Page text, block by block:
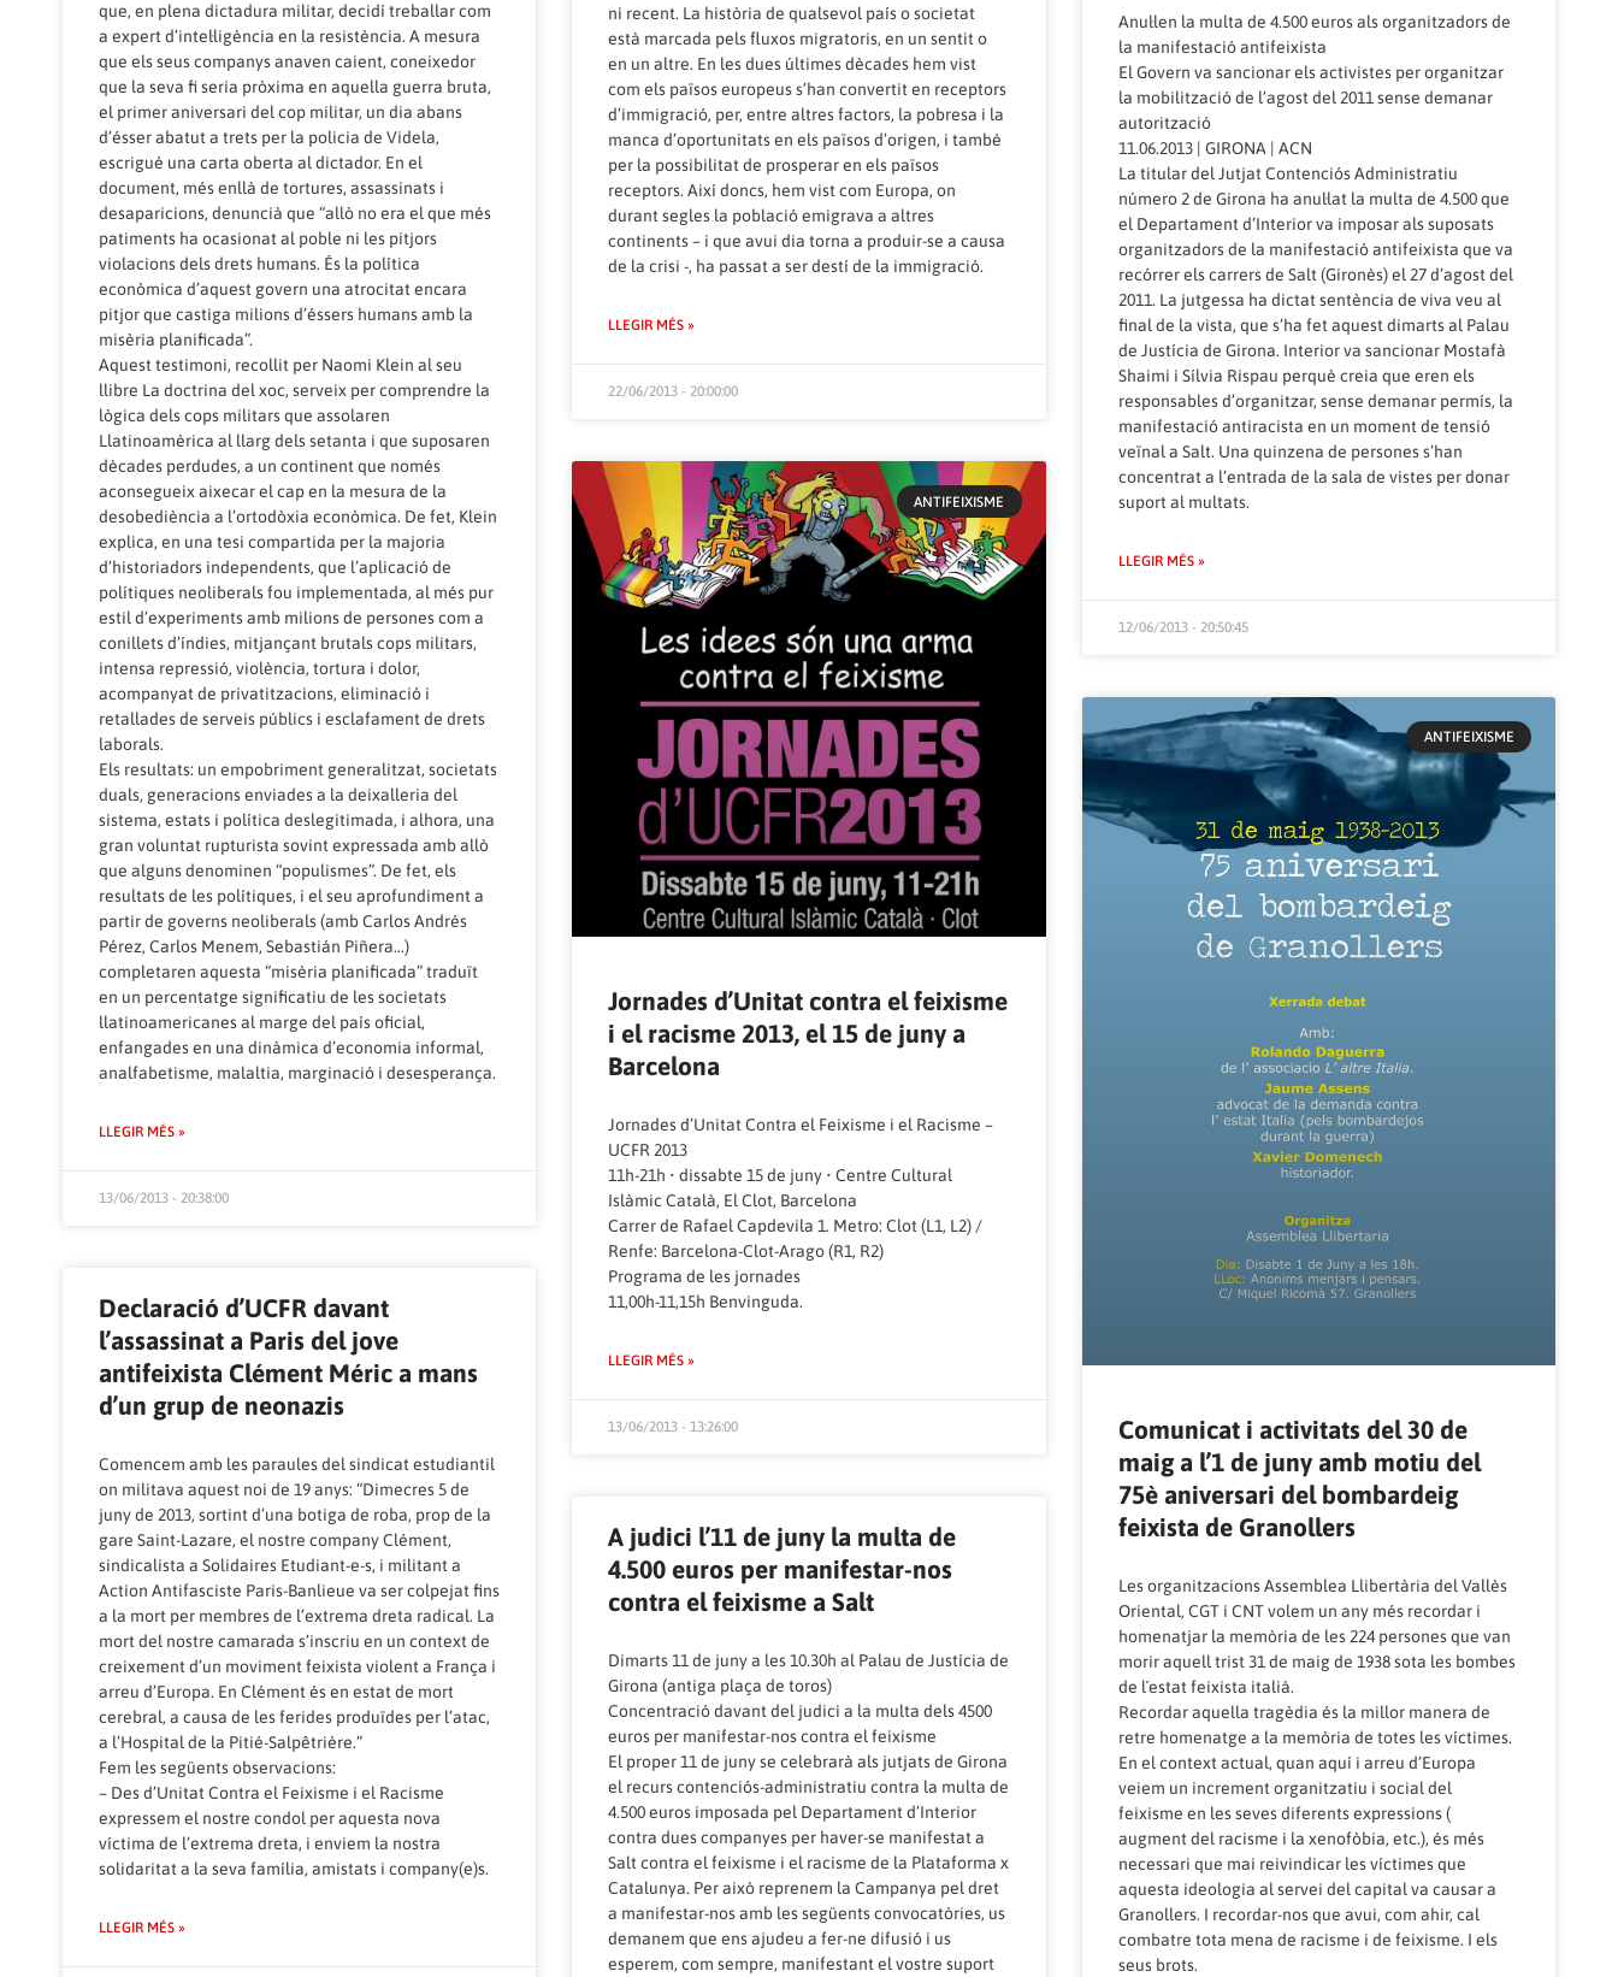
ni recent. La història de qualsevol país o societat
està marcada pels fluxos migratoris, en un sentit o
en un altre. En les dues últimes dècades hem vist
com els països europeus s’han convertit en receptors
d’immigració, per, entre altres factors, la pobresa i la
manca d’oportunitats en els països d’origen, i també
per la possibilitat de prosperar en els països
receptors. Així doncs, hem vist com Europa, on
durant segles la població emigrava a altres
continents – i que avui dia torna a produir-se a causa
de la crisi -, ha passat a ser destí de la immigració.
LLEGIR MÉS »
22/06/2013 - 20:00:00
que, en plena dictadura militar, decidí treballar com
a expert d’intel·ligència en la resistència. A mesura
que els seus companys anaven caient, coneixedor
que la seva fi seria pròxima en aquella guerra bruta,
el primer aniversari del cop militar, un dia abans
d’ésser abatut a trets per la policia de Videla,
escrigué una carta oberta al dictador. En el
document, més enllà de tortures, assassinats i
desaparicions, denuncià que “allò no era el que més
patiments ha ocasionat al poble ni les pitjors
violacions dels drets humans. És la política
econòmica d’aquest govern una atrocitat encara
pitjor que castiga milions d’éssers humans amb la
misèria planificada”.
Aquest testimoni, recollit per Naomi Klein al seu
llibre La doctrina del xoc, serveix per comprendre la
lògica dels cops militars que assolaren
Llatinoamèrica al llarg dels setanta i que suposaren
dècades perdudes, a un continent que només
aconsegueix aixecar el cap en la mesura de la
desobediència a l’ortodòxia econòmica. De fet, Klein
explica, en una tesi compartida per la majoria
d’historiadors independents, que l’aplicació de
polítiques neoliberals fou implementada, al més pur
estil d’experiments amb milions de persones com a
conillets d’índies, mitjançant brutals cops militars,
intensa repressió, violència, tortura i dolor,
acompanyat de privatitzacions, eliminació i
retallades de serveis públics i esclafament de drets
laborals.
Els resultats: un empobriment generalitzat, societats
duals, generacions enviades a la deixalleria del
sistema, estats i política deslegitimada, i alhora, una
gran voluntat rupturista sovint expressada amb allò
que alguns denominen “populismes”. De fet, els
resultats de les polítiques, i el seu aprofundiment a
partir de governs neoliberals (amb Carlos Andrés
Pérez, Carlos Menem, Sebastián Piñera…)
completaren aquesta “misèria planificada” traduït
en un percentatge significatiu de les societats
llatinoamericanes al marge del país oficial,
enfangades en una dinàmica d’economia informal,
analfabetisme, malaltia, marginació i desesperança.
LLEGIR MÉS »
13/06/2013 - 20:38:00
ANTIFEIXISME
Jornades d’Unitat contra el feixisme
i el racisme 2013, el 15 de juny a
Barcelona
Jornades d’Unitat Contra el Feixisme i el Racisme –
UCFR 2013
11h-21h • dissabte 15 de juny • Centre Cultural
Islàmic Català, El Clot, Barcelona
Carrer de Rafael Capdevila 1. Metro: Clot (L1, L2) /
Renfe: Barcelona-Clot-Arago (R1, R2)
Programa de les jornades
11,00h-11,15h Benvinguda.
LLEGIR MÉS »
13/06/2013 - 13:26:00
Anul·len la multa de 4.500 euros als organitzadors de
la manifestació antifeixista
El Govern va sancionar els activistes per organitzar
la mobilització de l’agost del 2011 sense demanar
autorització
11.06.2013 | GIRONA | ACN
La titular del Jutjat Contenciós Administratiu
número 2 de Girona ha anul·lat la multa de 4.500 que
el Departament d’Interior va imposar als suposats
organitzadors de la manifestació antifeixista que va
recórrer els carrers de Salt (Gironès) el 27 d’agost del
2011. La jutgessa ha dictat sentència de viva veu al
final de la vista, que s’ha fet aquest dimarts al Palau
de Justícia de Girona. Interior va sancionar Mostafà
Shaimi i Sílvia Rispau perquè creia que eren els
responsables d’organitzar, sense demanar permís, la
manifestació antiracista en un moment de tensió
veïnal a Salt. Una quinzena de persones s’han
concentrat a l’entrada de la sala de vistes per donar
suport al multats.
LLEGIR MÉS »
12/06/2013 - 20:50:45
Declaració d’UCFR davant
l’assassinat a Paris del jove
antifeixista Clément Méric a mans
d’un grup de neonazis
Comencem amb les paraules del sindicat estudiantil
on militava aquest noi de 19 anys: “Dimecres 5 de
juny de 2013, sortint d’una botiga de roba, prop de la
gare Saint-Lazare, el nostre company Clément,
sindicalista a Solidaires Etudiant-e-s, i militant a
Action Antifasciste Paris-Banlieue va ser colpejat fins
a la mort per membres de l’extrema dreta radical. La
mort del nostre camarada s’inscriu en un context de
creixement d’un moviment feixista violent a França i
arreu d’Europa. En Clément és en estat de mort
cerebral, a causa de les ferides produïdes per l’atac,
a l’Hospital de la Pitié-Salpêtrière.”
Fem les següents observacions:
– Des d’Unitat Contra el Feixisme i el Racisme
expressem el nostre condol per aquesta nova
víctima de l’extrema dreta, i enviem la nostra
solidaritat a la seva família, amistats i company(e)s.
LLEGIR MÉS »
A judici l’11 de juny la multa de
4.500 euros per manifestar-nos
contra el feixisme a Salt
Dimarts 11 de juny a les 10.30h al Palau de Justícia de
Girona (antiga plaça de toros)
Concentració davant del judici a la multa dels 4500
euros per manifestar-nos contra el feixisme
El proper 11 de juny se celebrarà als jutjats de Girona
el recurs contenciós-administratiu contra la multa de
4.500 euros imposada pel Departament d’Interior
contra dues companyes per haver-se manifestat a
Salt contra el feixisme i el racisme de la Plataforma x
Catalunya. Per això reprenem la Campanya pel dret
a manifestar-nos amb les següents convocatòries, us
demanem que ens ajudeu a fer-ne difusió i us
esperem, com sempre, manifestant el vostre suport
ANTIFEIXISME
Comunicat i activitats del 30 de
maig a l’1 de juny amb motiu del
75è aniversari del bombardeig
feixista de Granollers
Les organitzacions Assemblea Llibertària del Vallès
Oriental, CGT i CNT volem un any més recordar i
homenatjar la memòria de les 224 persones que van
morir aquell trist 31 de maig de 1938 sota les bombes
de l´estat feixista italià.
Recordar aquella tragèdia és la millor manera de
retre homenatge a la memòria de totes les víctimes.
En el context actual, quan aquí i arreu d’Europa
veiem un increment organitzatiu i social del
feixisme en les seves diferents expressions (
augment del racisme i la xenofòbia, etc.), és més
necessari que mai reivindicar les víctimes que
aquesta ideologia al servei del capital va causar a
Granollers. I recordar-nos que avui, com ahir, cal
combatre tota mena de racisme i de feixisme. I els
seus brots.